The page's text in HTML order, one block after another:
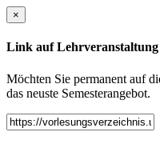
×
Link auf Lehrveranstaltung
Möchten Sie permanent auf
das neuste Semesterangebot.